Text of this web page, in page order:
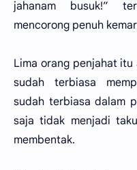
jahanam busuk!”
mencorong penuh
Lima orang penjahat
sudah terbiasa
sudah terbiasa dalam
saja tidak menjadi
membentak.